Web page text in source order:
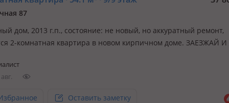
87
дом, 2013 г.п., состояние: не новый, но аккуратный ремонт,
2-комнатная квартира в новом кирпичном доме. ЗАЕЗЖАЙ
и покупать мебель — все уже есть! О квартире: •
Оставить заметку